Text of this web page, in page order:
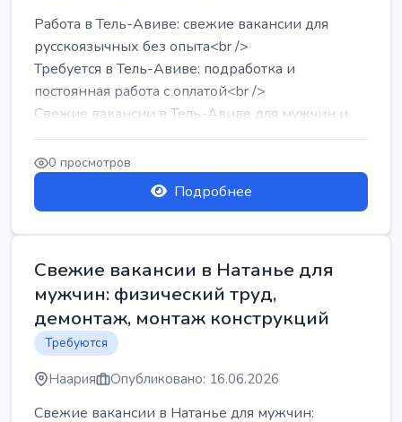
Работа в Тель-Авиве: свежие вакансии для
русскоязычных без опыта<br />
Требуется в Тель-Авиве: подработка и
постоянная работа с оплатой<br />
Свежие вакансии в Тель-Авиве для мужчин и
женщин от хозя...
0 просмотров
Подробнее
Свежие вакансии в Натанье для
мужчин: физический труд,
демонтаж, монтаж конструкций
Требуются
Наария Опубликовано: 16.06.2026
Свежие вакансии в Натанье для мужчин: